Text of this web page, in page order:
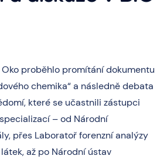
proběhlo promítání dokumentu
chemika“ a následně debata
které se učastnili zástupci
– od Národní
přes Laboratoř forenzní analýzy
až po Národní ústav